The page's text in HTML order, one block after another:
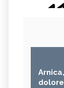
dolore